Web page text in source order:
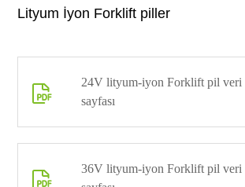
Lityum İyon Forklift piller

24V lityum-iyon Forklift pil veri
sayfası

36V lityum-iyon Forklift pil veri